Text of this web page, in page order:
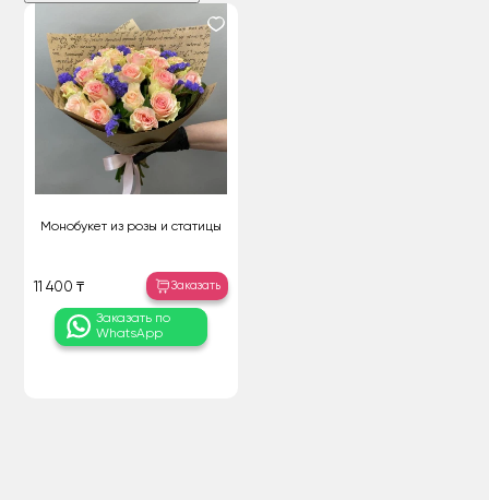
Монобукет из розы и статицы
11 400 ₸ Заказать
Заказать по
WhatsApp